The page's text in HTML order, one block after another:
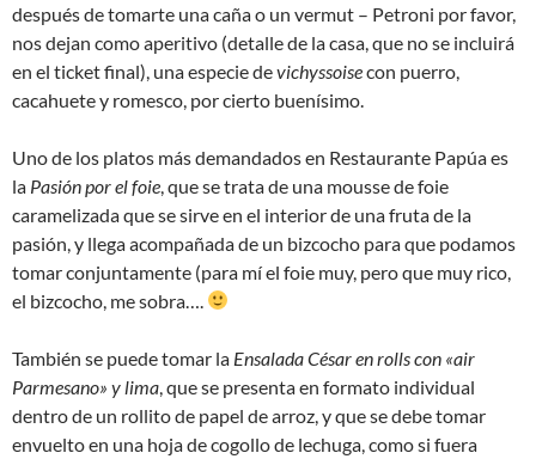
después de tomarte una caña o un vermut – Petroni por favor,
nos dejan como aperitivo (detalle de la casa, que no se incluirá
en el ticket final), una especie devichyssoisecon puerro,
cacahuete y romesco, por cierto buenísimo.
Uno de los platos más demandados en Restaurante Papúa es
la Pasión por el foie, que se trata de una mousse de foie
caramelizada que se sirve en el interior de una fruta de la
pasión, y llega acompañada de un bizcocho para que podamos
tomar conjuntamente (para mí el foie muy, pero que muy rico,
el bizcocho, me sobra….
También se puede tomar la Ensalada César en rolls con «air
Parmesano» y lima, que se presenta en formato individual
dentro de un rollito de papel de arroz, y que se debe tomar
envuelto en una hoja de cogollo de lechuga, como si fuera